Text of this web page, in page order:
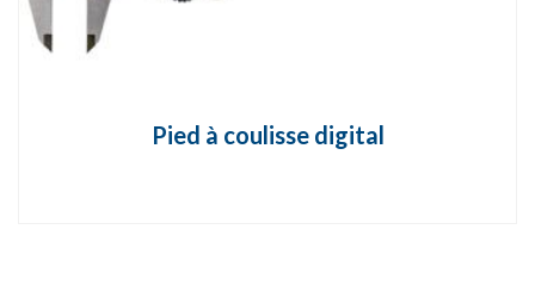
Pied à coulisse digital